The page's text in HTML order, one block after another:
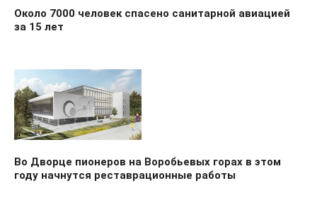
Около 7000 человек спасено санитарной авиацией
за 15 лет
Во Дворце пионеров на Воробьевых горах в этом
году начнутся реставрационные работы